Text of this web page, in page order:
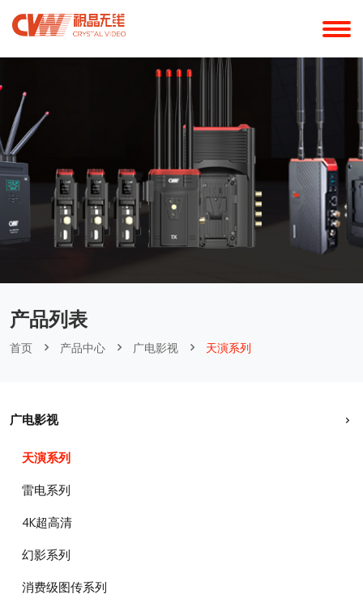
产品列表
首页 产品中心 广电影视 天演系列
广电影视
天演系列
雷电系列
4K超高清
幻影系列
消费级图传系列